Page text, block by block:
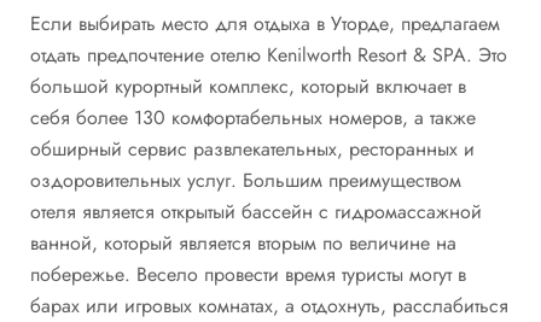
Если выбирать место для отдыха в Уторде, предлагаем
отдать предпочтение отелю Kenilworth Resort & SPA. Это
большой курортный комплекс, который включает в
себя более 130 комфортабельных номеров, а также
обширный сервис развлекательных, ресторанных и
оздоровительных услуг. Большим преимуществом
отеля является открытый бассейн с гидромассажной
ванной, который является вторым по величине на
побережье. Весело провести время туристы могут в
барах или игровых комнатах, а отдохнуть, расслабиться